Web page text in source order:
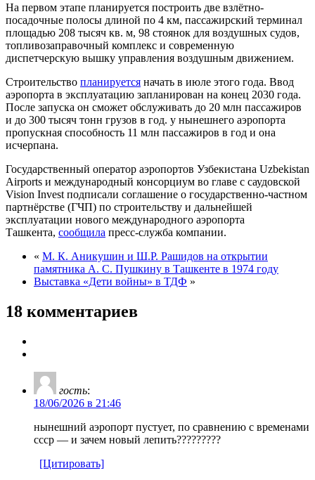
На первом этапе планируется построить две взлётно-
посадочные полосы длиной по 4 км, пассажирский терминал
площадью 208 тысяч кв. м, 98 стоянок для воздушных судов,
топливозаправочный комплекс и современную
диспетчерскую вышку управления воздушным движением.
Строительство планируется начать в июле этого года. Ввод
аэропорта в эксплуатацию запланирован на конец 2030 года.
После запуска он сможет обслуживать до 20 млн пассажиров
и до 300 тысяч тонн грузов в год. у нынешнего аэропорта
пропускная способность 11 млн пассажиров в год и она
исчерпана.
Государственный оператор аэропортов Узбекистана Uzbekistan
Airports и международный консорциум во главе с саудовской
Vision Invest подписали соглашение о государственно-частном
партнёрстве (ГЧП) по строительству и дальнейшей
эксплуатации нового международного аэропорта
Ташкента, сообщила пресс-служба компании.
« М. К. Аникушин и Ш.Р. Рашидов на открытии
памятника А. С. Пушкину в Ташкенте в 1974 году
Выставка «Дети войны» в ТДФ »
18 комментариев
гость:
18/06/2026 в 21:46
нынешний аэропорт пустует, по сравнению с временами
ссср — и зачем новый лепить?????????
[Цитировать]